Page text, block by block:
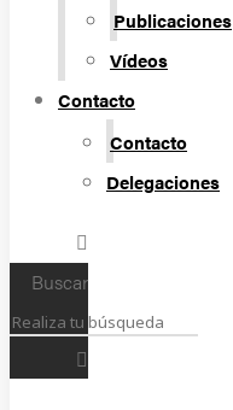
Publicaciones
Vídeos
Contacto
Contacto
Delegaciones
Buscar